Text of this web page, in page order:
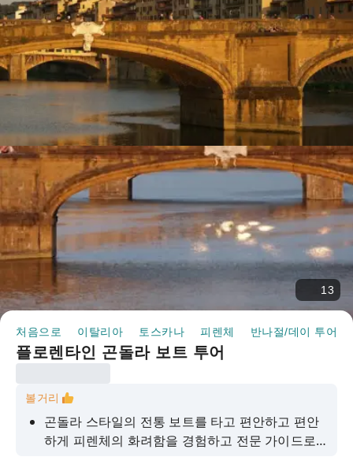
13
처음으로 이탈리아 토스카나 피렌체 반나절/데이 투어
플로렌타인 곤돌라 보트 투어
볼거리
곤돌라 스타일의 전통 보트를 타고 편안하고 편안
하게 피렌체의 화려함을 경험하고 전문 가이드로